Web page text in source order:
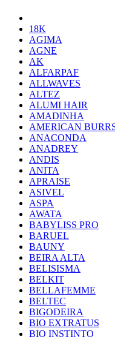
18K
AGIMA
AGNE
AK
ALFARPAF
ALLWAVES
ALTEZ
ALUMI HAIR
AMADINHA
AMERICAN
ANACONDA
ANADREY
ANDIS
ANITA
APRAISE
ASIVEL
ASPA
AWATA
BABYLISS PRO
BARUEL
BAUNY
BEIRA ALTA
BELISISMA
BELKIT
BELLAFEMME
BELTEC
BIGODEIRA
BIO EXTRATUS
BIO INSTINTO